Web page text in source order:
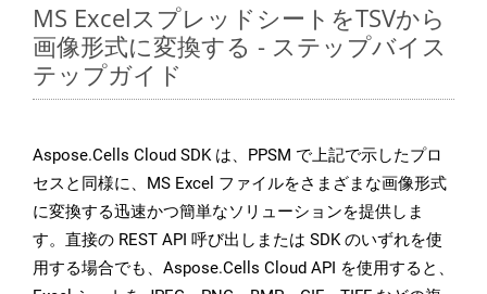
MS ExcelスプレッドシートをTSVから
画像形式に変換する - ステップバイス
テップガイド
Aspose.Cells Cloud SDK は、PPSM で上記で示したプロ
セスと同様に、MS Excel ファイルをさまざまな画像形式
に変換する迅速かつ簡単なソリューションを提供しま
す。直接の REST API 呼び出しまたは SDK のいずれを使
用する場合でも、Aspose.Cells Cloud API を使用すると、